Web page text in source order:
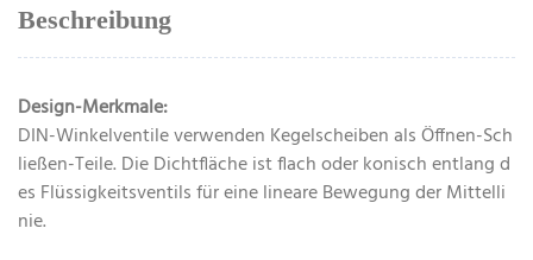
Beschreibung
Design-Merkmale:
DIN-Winkelventile verwenden Kegelscheiben als Öffnen-Sch
ließen-Teile. Die Dichtfläche ist flach oder konisch entlang d
es Flüssigkeitsventils für eine lineare Bewegung der Mittelli
nie.